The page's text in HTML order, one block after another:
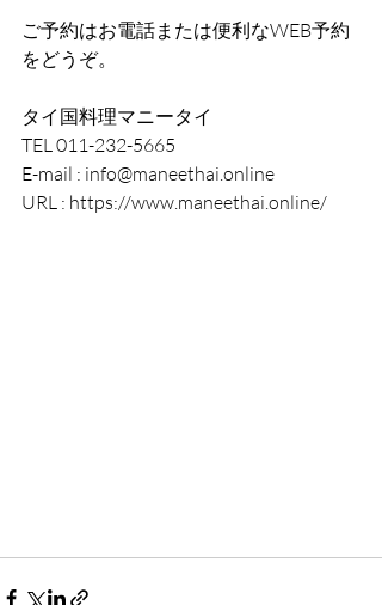
ご予約はお電話または便利なWEB予約
をどうぞ。
タイ国料理マニータイ
TEL 011-232-5665
E-mail : info@maneethai.online
URL : https://www.maneethai.online/